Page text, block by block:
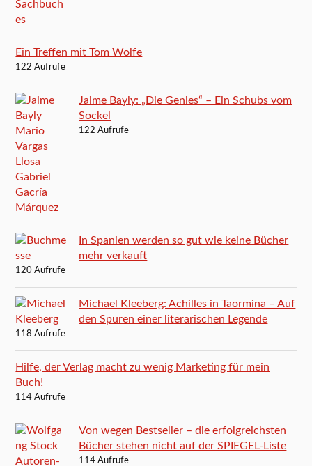
Ein Treffen mit Tom Wolfe
122 Aufrufe
Jaime Bayly: „Die Genies“ – Ein Schubs vom
Sockel
122 Aufrufe
In Spanien werden so gut wie keine Bücher
mehr verkauft
120 Aufrufe
Michael Kleeberg: Achilles in Taormina – Auf
den Spuren einer literarischen Legende
118 Aufrufe
Hilfe, der Verlag macht zu wenig Marketing für mein
Buch!
114 Aufrufe
Von wegen Bestseller – die erfolgreichsten
Bücher stehen nicht auf der SPIEGEL-Liste
114 Aufrufe